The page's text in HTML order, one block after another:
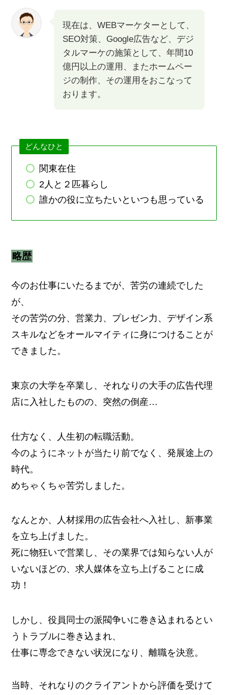
現在は、WEBマーケターとして、
SEO対策、Google広告など、デジ
タルマーケの施策として、年間10
億円以上の運用、またホームペー
ジの制作、その運用をおこなって
おります。
どんなひと
関東在住
2人と２匹暮らし
誰かの役に立ちたいといつも思っている
略歴
今のお仕事にいたるまでが、苦労の連続でした
が、
その苦労の分、営業力、プレゼン力、デザイン系
スキルなどをオールマイティに身につけることが
できました。
東京の大学を卒業し、それなりの大手の広告代理
店に入社したものの、突然の倒産…
仕方なく、人生初の転職活動。
今のようにネットが当たり前でなく、発展途上の
時代。
めちゃくちゃ苦労しました。
なんとか、人材採用の広告会社へ入社し、新事業
を立ち上げました。
死に物狂いで営業し、その業界では知らない人が
いないほどの、求人媒体を立ち上げることに成
功！
しかし、役員同士の派閥争いに巻き込まれるとい
うトラブルに巻き込まれ、
仕事に専念できない状況になり、離職を決意。
当時、それなりのクライアントから評価を受けて